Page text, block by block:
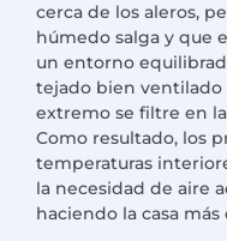
cerca de los aleros,
húmedo salga y que
un entorno
tejado bien ventilado
extremo se filtre en
Como resultado, los
temperaturas
la necesidad de aire
haciendo la casa